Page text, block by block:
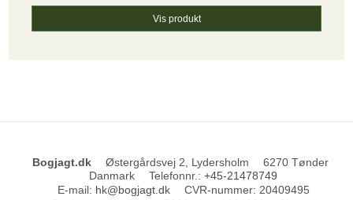
Vis produkt
Bogjagt.dk Østergårdsvej 2, Lydersholm
6270 Tønder
Danmark
Telefonnr.: +45-21478749
E-mail: hk@bogjagt.dk CVR-nummer: 20409495